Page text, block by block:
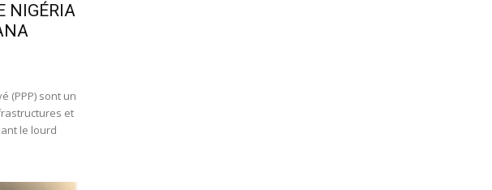
NIGÉRIA
(PPP) sont un
et
le lourd